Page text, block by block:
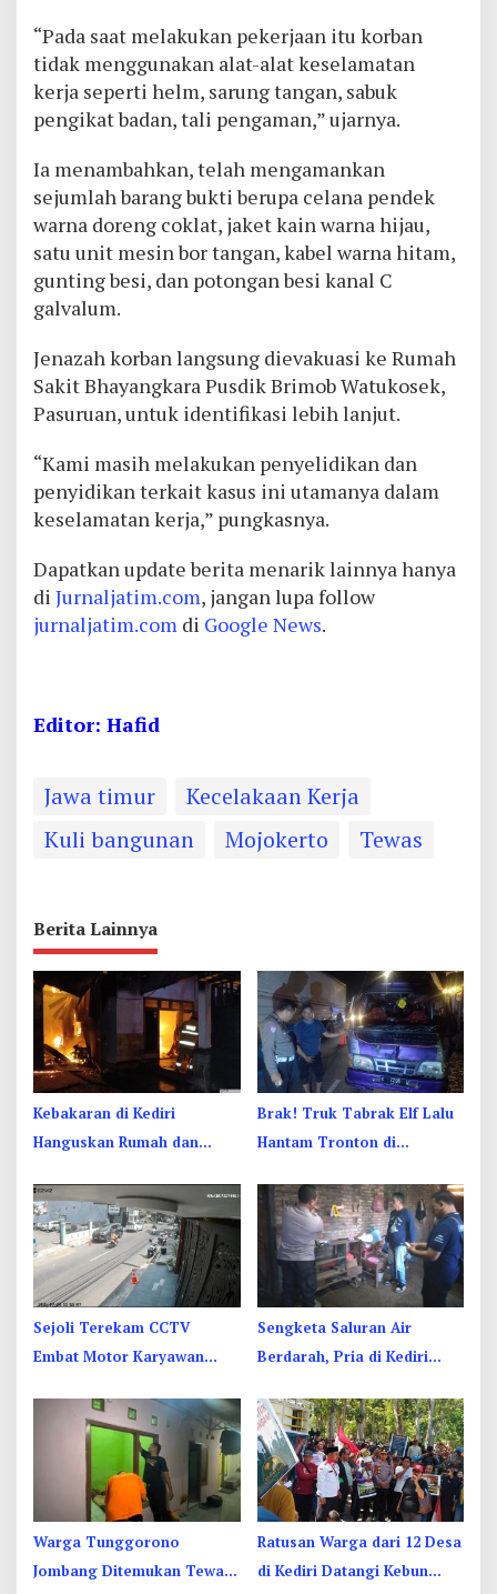
“Pada saat melakukan pekerjaan itu korban
tidak menggunakan alat-alat keselamatan
kerja seperti helm, sarung tangan, sabuk
pengikat badan, tali pengaman,” ujarnya.
Ia menambahkan, telah mengamankan
sejumlah barang bukti berupa celana pendek
warna doreng coklat, jaket kain warna hijau,
satu unit mesin bor tangan, kabel warna hitam,
gunting besi, dan potongan besi kanal C
galvalum.
Jenazah korban langsung dievakuasi ke Rumah
Sakit Bhayangkara Pusdik Brimob Watukosek,
Pasuruan, untuk identifikasi lebih lanjut.
“Kami masih melakukan penyelidikan dan
penyidikan terkait kasus ini utamanya dalam
keselamatan kerja,” pungkasnya.
Dapatkan update berita menarik lainnya hanya
di Jurnaljatim.com, jangan lupa follow
jurnaljatim.com di Google News.
Editor: Hafid
Jawa timur
Kecelakaan Kerja
Kuli bangunan
Mojokerto Tewas
Berita Lainnya
Kebakaran di Kediri
Hanguskan Rumah dan
Capai Rp1 Miliar
Brak! Truk Tabrak Elf Lalu
Hantam Tronton di
Terjepit
Sejoli Terekam CCTV
Embat Motor Karyawan
Kamar Jenazah
Sengketa Saluran Air
Berdarah, Pria di Kediri
Tetangga
Warga Tunggorono
Jombang Ditemukan Tewas
Ratusan Warga dari 12 Desa
di Kediri Datangi Kebun